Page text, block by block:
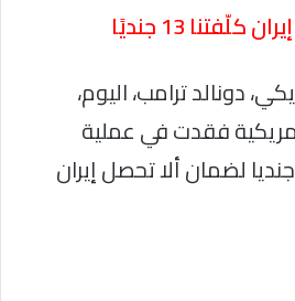
13 جنديًا
دونالد ترامب، اليوم،
فقدت في عملية
الغضب الملحمي 13 جنديا لضمان ألا تحصل إيران